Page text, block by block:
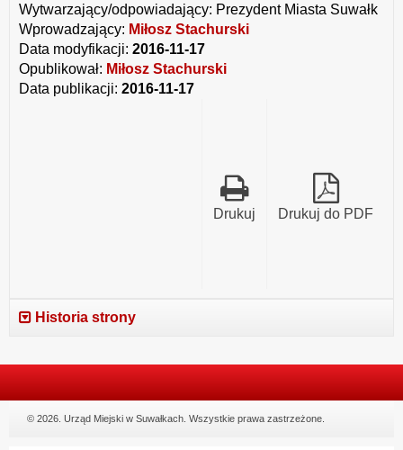
Wytwarzający/odpowiadający: Prezydent Miasta Suwałk
Wprowadzający: Miłosz Stachurski
Data modyfikacji: 2016-11-17
Opublikował: Miłosz Stachurski
Data publikacji: 2016-11-17
Drukuj do PDF
Drukuj
Historia strony
© 2026. Urząd Miejski w Suwałkach. Wszystkie prawa zastrzeżone.